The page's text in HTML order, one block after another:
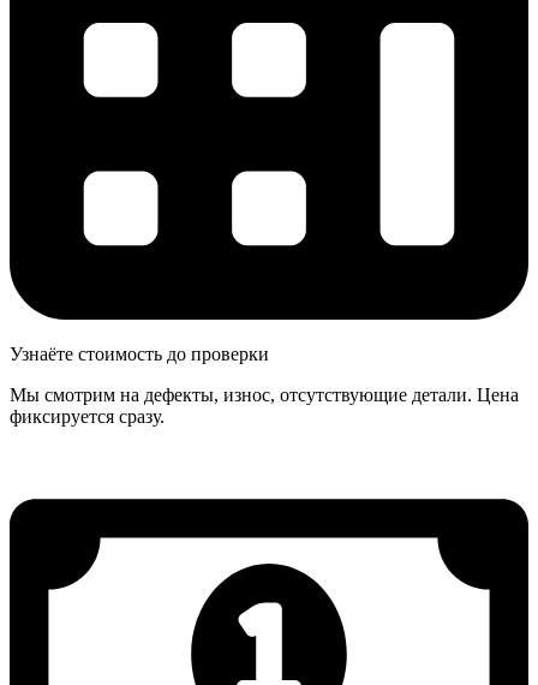
Узнаёте стоимость до проверки
Мы смотрим на дефекты, износ, отсутствующие детали. Цена
фиксируется сразу.